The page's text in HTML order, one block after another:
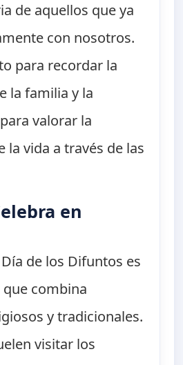
de aquellos que ya
con nosotros.
para recordar la
la familia y la
valorar la
la vida a través de las
en
Día de los Difuntos es
combina
y tradicionales.
visitar los